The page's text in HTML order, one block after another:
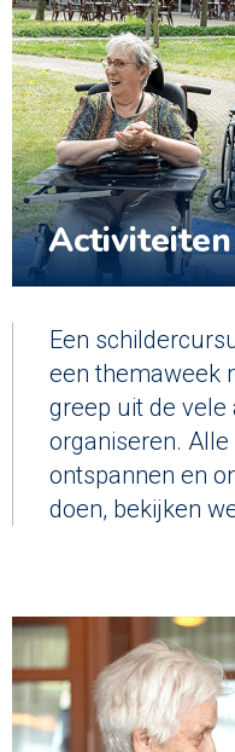
Activiteiten
Een
een themaweek
greep uit de vele
organiseren.
ontspannen en
doen, bekijken